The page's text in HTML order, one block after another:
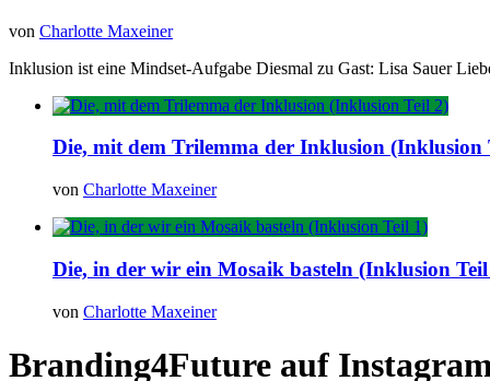
von Charlotte Maxeiner
Inklusion ist eine Mindset-Aufgabe Diesmal zu Gast: Lisa Sauer
Die, mit dem Trilemma der Inklusion (Inklusion
von Charlotte Maxeiner
Die, in der wir ein Mosaik basteln (Inklusion
von Charlotte Maxeiner
Branding4Future auf